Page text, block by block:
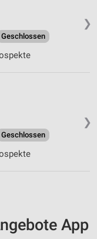
❯
Geschlossen
❯
Geschlossen
App